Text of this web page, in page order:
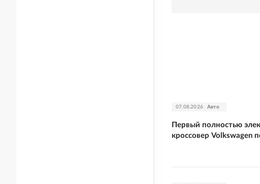
07.08.2026 Авто
Первый полностью
кроссовер Volkswagen